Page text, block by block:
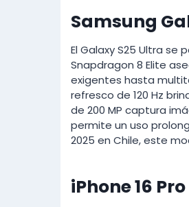
Samsung
El Galaxy S25 Ultra
Snapdragon 8 Elite
exigentes hasta
refresco de 120 Hz
de 200 MP captura
permite un uso
2025 en Chile, este
iPhone 16